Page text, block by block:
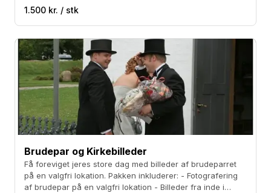
CD-rom med jeres billeder
1.500 kr. / stk
Brudepar og Kirkebilleder
Få foreviget jeres store dag med billeder af brudeparret
på en valgfri lokation. Pakken inkluderer: - Fotografering
af brudepar på en valgfri lokation - Billeder fra inde i